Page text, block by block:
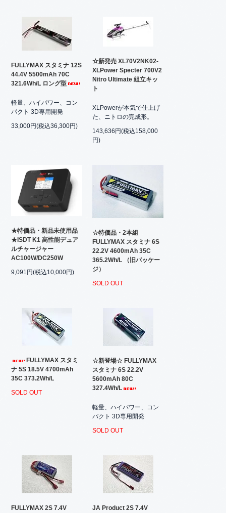
FULLYMAX スタミナ 12S
44.4V 5500mAh 70C
321.6Wh/L ロング型
軽量、ハイパワー、コン
パクト 3D専用開発
33,000円(税込36,300円)
☆新発売 XL70V2NK02-
XLPower Specter 700V2
Nitro Ultimate 組立キッ
ト
XLPowerが本気で仕上げ
た、ニトロの完成形。
143,636円(税込158,000
円)
★特価品・新品未使用品
★ISDT K1 高性能デュア
ルチャージャー
AC100W/DC250W
9,091円(税込10,000円)
☆特価品・2本組
FULLYMAX スタミナ 6S
22.2V 4600mAh 35C
365.2Wh/L （旧パッケー
ジ）
SOLD OUT
FULLYMAX スタミ
ナ 5S 18.5V 4700mAh
35C 373.2Wh/L
SOLD OUT
☆新登場☆ FULLYMAX
スタミナ 6S 22.2V
5600mAh 80C
327.4Wh/L
軽量、ハイパワー、コン
パクト 3D専用開発
SOLD OUT
FULLYMAX 2S 7.4V
JA Product 2S 7.4V